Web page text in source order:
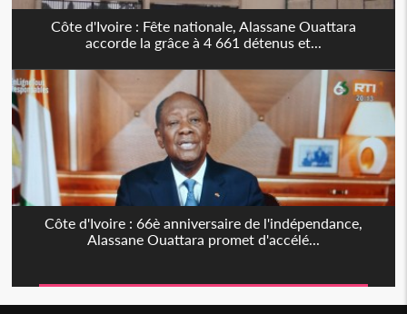
Côte d'Ivoire : Fête nationale, Alassane Ouattara
accorde la grâce à 4 661 détenus et...
Côte d'Ivoire : 66è anniversaire de l'indépendance,
Alassane Ouattara promet d'accélé...